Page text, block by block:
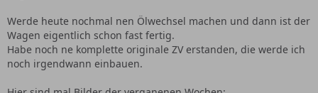
Werde heute nochmal nen Ölwechsel machen und dann ist der
Wagen eigentlich schon fast fertig.
Habe noch ne komplette originale ZV erstanden, die werde ich
noch irgendwann einbauen.